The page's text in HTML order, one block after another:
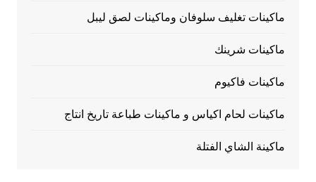
ماكينات تغليف سلوفان وماكينات لصق ليبل
ماكينات شرينك
ماكينات فاكيوم
ماكينات لحام اكياس و ماكينات طباعة تاريخ انتاج
ماكينة الشاي الفتلة